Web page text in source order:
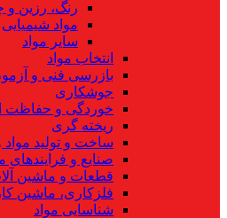
رنگ، رزین
مواد شیمیایی
سایر مواد
انتخاب مواد
بازرسی فنی و
جوشکاری
خوردگی و حفاظت
ریخته گری
ساخت و تولید
صنایع و
قطعات و ماشین
فلزکاری، ماشین
شناسایی مواد